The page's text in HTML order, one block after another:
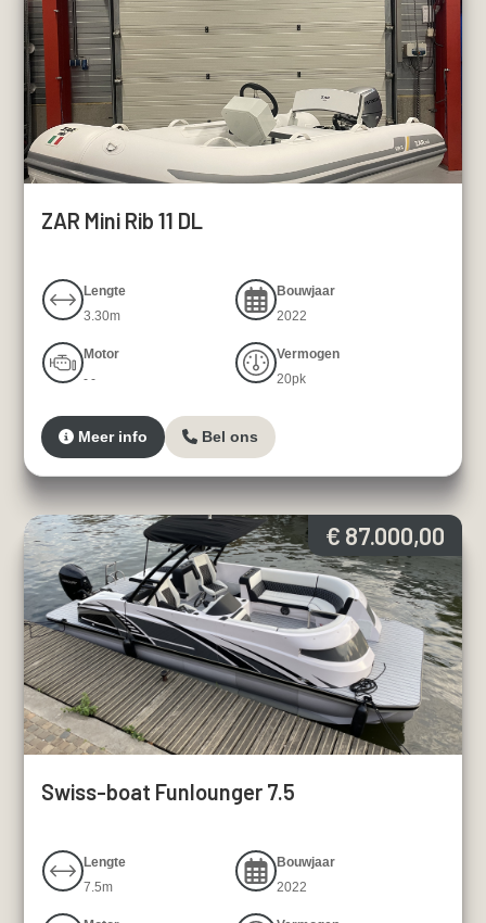
ZAR Mini Rib 11 DL
Lengte
3.30m
Bouwjaar
2022
Motor
- -
Vermogen
20pk
Meer info Bel ons
€ 87.000,00
Swiss-boat Funlounger 7.5
Lengte
7.5m
Bouwjaar
2022